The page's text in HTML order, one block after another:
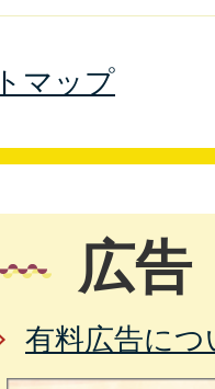
マップ
広告
有料広告につ